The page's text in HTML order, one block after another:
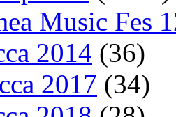
Music Fes
2014 (36)
2017 (34)